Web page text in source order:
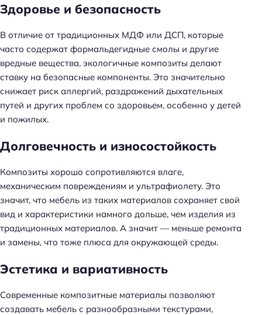
Здоровье и безопасность
В отличие от традиционных МДФ или ДСП, которые
часто содержат формальдегидные смолы и другие
вредные вещества, экологичные композиты делают
ставку на безопасные компоненты. Это значительно
снижает риск аллергий, раздражений дыхательных
путей и других проблем со здоровьем, особенно у детей
и пожилых.
Долговечность и износостойкость
Композиты хорошо сопротивляются влаге,
механическим повреждениям и ультрафиолету. Это
значит, что мебель из таких материалов сохраняет свой
вид и характеристики намного дольше, чем изделия из
традиционных материалов. А значит — меньше ремонта
и замены, что тоже плюса для окружающей среды.
Эстетика и вариативность
Современные композитные материалы позволяют
создавать мебель с разнообразными текстурами,